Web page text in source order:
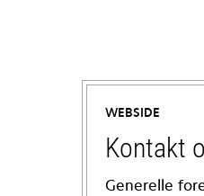
WEBSIDE
Kontakt
Generelle